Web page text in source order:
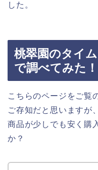
した。
桃翠園のタイ
で調べてみた！
こちらのページをご覧
ご存知だと思いますが
商品が少しでも安く購
か？